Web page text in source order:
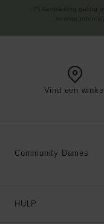
Vind een winkel
HULP
Community Dames